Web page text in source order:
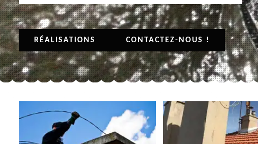
RÉALISATIONS CONTACTEZ-NOUS !